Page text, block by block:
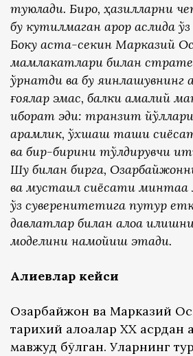
туюлади. Бироқ, ҳазилларни
бу кутилмаган қарор аслида
Боку аста-секин Марказий
мамлакатлари билан
ўрнатди ва бу яқинлашувнинг
ғоялар эмас, балки амалий
иборат эди: транзит
қарамлик, ўхшаш ташқи
ва бир-бирини тўлдирувчи
Шу билан бирга,
ва мустақил сиёсати
ўз суверенитетига путур
давлатлар билан алоқа
моделини намойиш этади.
Алиевлар кейси
Озарбайжон ва Марказий
тарихий алоқалар ХХ асрдан
мавжуд бўлган. Уларнинг